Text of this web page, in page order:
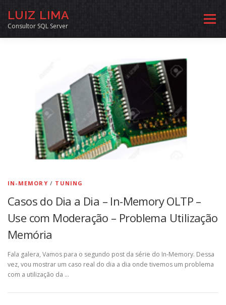
LUIZ LIMA
Consultor SQL Server
Menu
EXERCÍCIOS SQL
ARQUIVO LINKS COMUNIDADE
SOBRE CONTATO
IN-MEMORY / TUNING
Casos do Dia a Dia – In-Memory OLTP –
Use com Moderação – Problema Utilização
Memória
Fala galera, Vamos para o segundo post da série do In-Memory. Dessa
vez, vou mostrar um caso real do dia a dia onde tivemos um problema
com a utilização da …